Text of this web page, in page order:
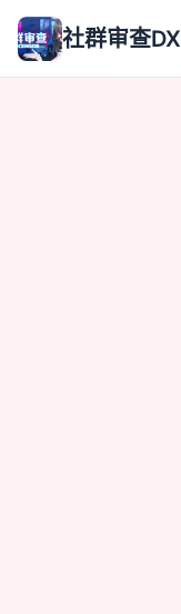
社群审查DX